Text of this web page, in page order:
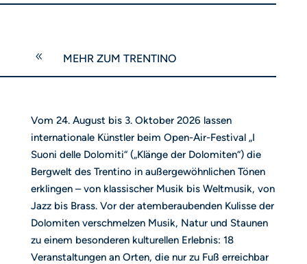
8 MEHR ZUM TRENTINO
Vom 24. August bis 3. Oktober 2026 lassen
internationale Künstler beim Open-Air-Festival „I
Suoni delle Dolomiti“ („Klänge der Dolomiten“) die
Bergwelt des Trentino in außergewöhnlichen Tönen
erklingen – von klassischer Musik bis Weltmusik, von
Jazz bis Brass. Vor der atemberaubenden Kulisse der
Dolomiten verschmelzen Musik, Natur und Staunen
zu einem besonderen kulturellen Erlebnis: 18
Veranstaltungen an Orten, die nur zu Fuß erreichbar